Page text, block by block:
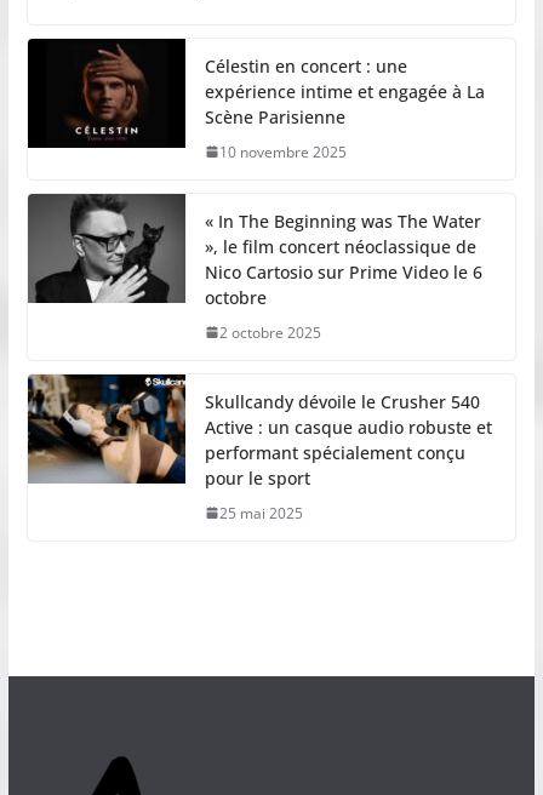
Célestin en concert : une
expérience intime et engagée à La
Scène Parisienne
10 novembre 2025
« In The Beginning was The Water
», le film concert néoclassique de
Nico Cartosio sur Prime Video le 6
octobre
2 octobre 2025
Skullcandy dévoile le Crusher 540
Active : un casque audio robuste et
performant spécialement conçu
pour le sport
25 mai 2025